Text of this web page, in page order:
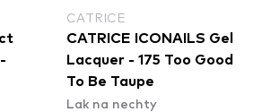
CATRICE
CATRICE ICONAILS Gel
Lacquer - 175 Too Good
To Be Taupe
Lak na nechty